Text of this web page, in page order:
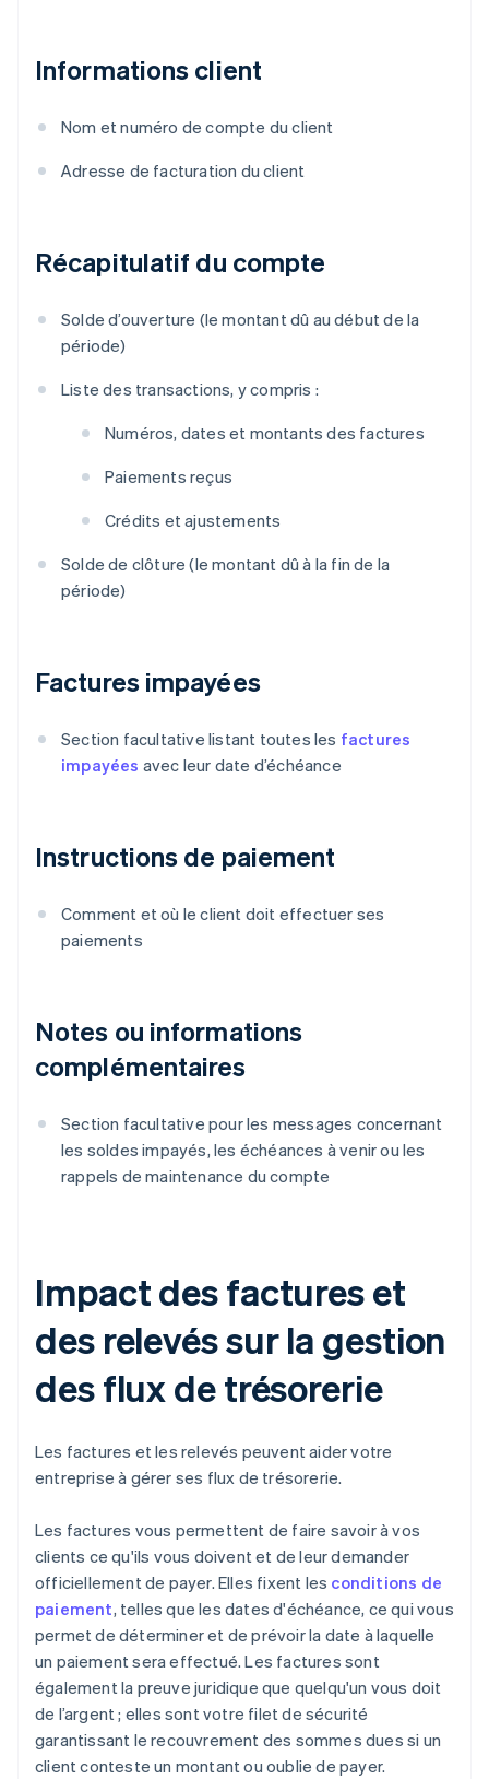
Informations client
Nom et numéro de compte du client
Adresse de facturation du client
Récapitulatif du compte
Solde d’ouverture (le montant dû au début de la
période)
Liste des transactions, y compris :
Numéros, dates et montants des factures
Paiements reçus
Crédits et ajustements
Solde de clôture (le montant dû à la fin de la
période)
Factures impayées
Section facultative listant toutes les factures
impayées avec leur date d’échéance
Instructions de paiement
Comment et où le client doit effectuer ses
paiements
Notes ou informations
complémentaires
Section facultative pour les messages concernant
les soldes impayés, les échéances à venir ou les
rappels de maintenance du compte
Impact des factures et
des relevés sur la gestion
des flux de trésorerie
Les factures et les relevés peuvent aider votre
entreprise à gérer ses flux de trésorerie.
Les factures vous permettent de faire savoir à vos
clients ce qu'ils vous doivent et de leur demander
officiellement de payer. Elles fixent les conditions de
paiement, telles que les dates d'échéance, ce qui vous
permet de déterminer et de prévoir la date à laquelle
un paiement sera effectué. Les factures sont
également la preuve juridique que quelqu'un vous doit
de l’argent ; elles sont votre filet de sécurité
garantissant le recouvrement des sommes dues si un
client conteste un montant ou oublie de payer.